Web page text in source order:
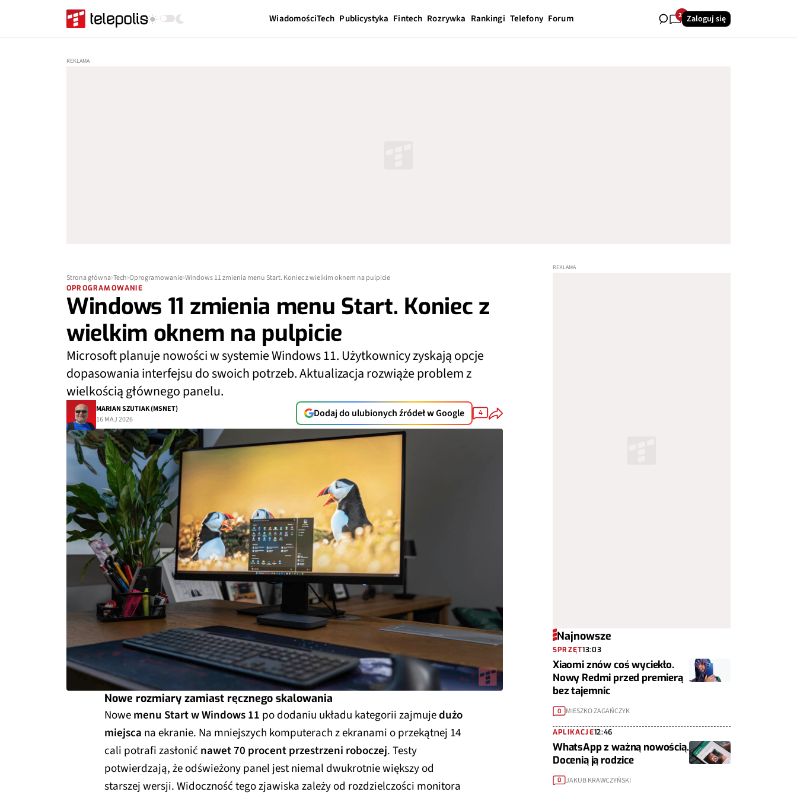
WiadomościTech Publicystyka Fintech Rozrywka Rankingi Telefony Forum 25Zaloguj się
Strona główna Tech Oprogramowanie Windows 11 zmienia menu Start. Koniec z wielkim oknem na pulpicie
OPROGRAMOWANIE
Windows 11 zmienia menu Start. Koniec z
wielkim oknem na pulpicie
Microsoft planuje nowości w systemie Windows 11. Użytkownicy zyskają opcje
dopasowania interfejsu do swoich potrzeb. Aktualizacja rozwiąże problem z
wielkością głównego panelu.
MARIAN SZUTIAK (MSNET)
16 MAJ 2026
Dodaj do ulubionych źródeł w Google 4
Nowe rozmiary zamiast ręcznego skalowania
Nowemenu Start w Windows 11 po dodaniu układu kategorii zajmujedużo
miejsca na ekranie. Na mniejszych komputerach z ekranami o przekątnej 14
cali potrafi zasłonić nawet 70 procent przestrzeni roboczej. Testy
potwierdzają, że odświeżony panel jest niemal dwukrotnie większy od
starszej wersji. Widoczność tego zjawiska zależy od rozdzielczości monitora
Najnowsze
SPRZĘT13:03
Xiaomi znów coś wyciekło.
Nowy Redmi przed premierą
bez tajemnic
0 MIESZKO ZAGAŃCZYK
APLIKACJE12:46
WhatsApp z ważną nowością.
Docenią ją rodzice
0 JAKUB KRAWCZYŃSKI